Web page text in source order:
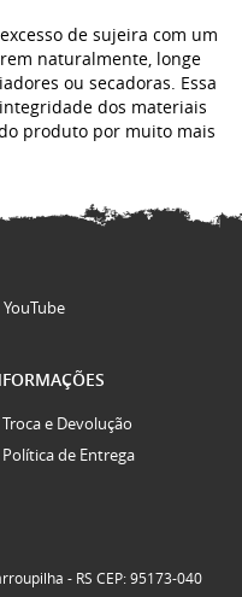
de sujeira com um
naturalmente, longe
ou secadoras. Essa
dos materiais
produto por muito mais
YouTube
Troca e Devolução
Política de Entrega
- RS CEP: 95173-040